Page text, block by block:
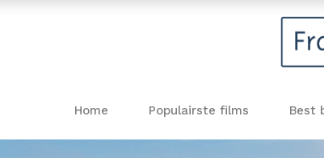
Home Populairste films Best